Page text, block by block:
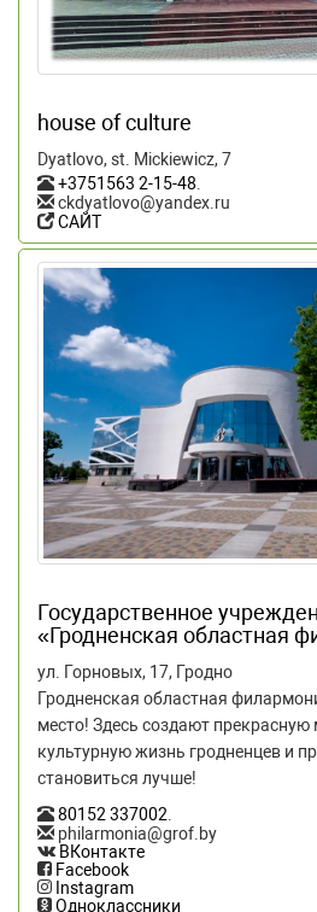
house of culture
Dyatlovo, st. Mickiewicz, 7
+3751563 2-15-48
ckdyatlovo@yandex.ru
САЙТ
Государственное
«Гродненская областная
ул. Горновых, 17, Гродно
Гродненская областная
место! Здесь создают
культурную жизнь гродненцев и
становиться лучше!
80152 337002
philarmonia@grof.by
ВКонтакте
Facebook
Instagram
Одноклассники